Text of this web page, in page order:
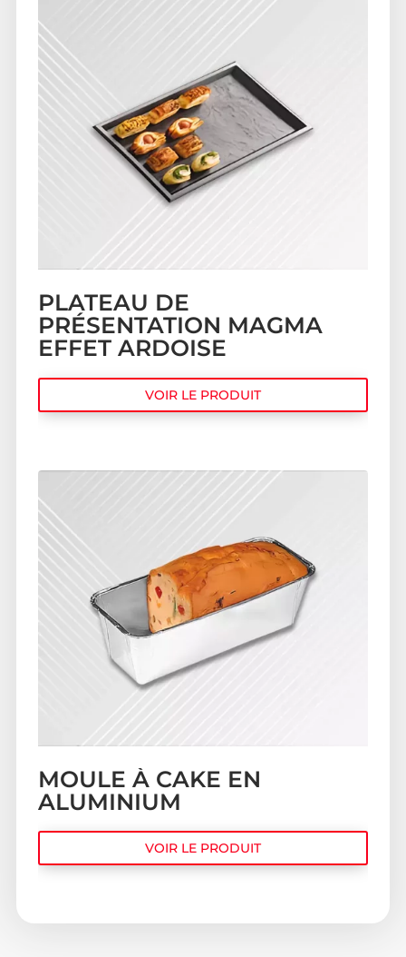
PLATEAU DE
PRÉSENTATION MAGMA
EFFET ARDOISE
VOIR LE PRODUIT
MOULE À CAKE EN
ALUMINIUM
VOIR LE PRODUIT